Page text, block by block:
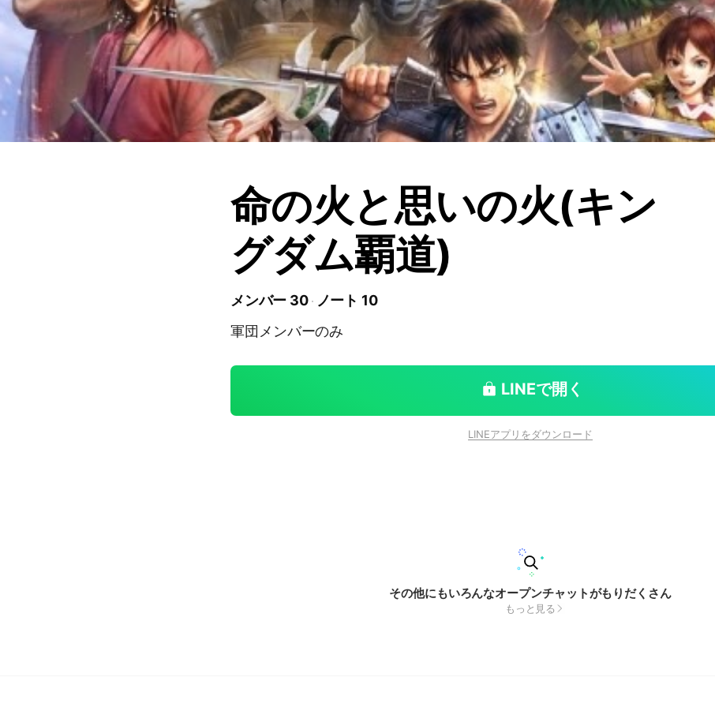
命の火と思いの火(キン
グダム覇道)
メンバー 30
ノート 10
軍団メンバーのみ
LINEで開く
LINEアプリをダウンロード
その他にもいろんなオープンチャットがもりだくさん
もっと見る